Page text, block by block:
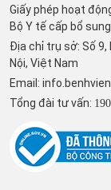
Giấy phép hoạt
Bộ Y tế cấp bổ
Địa chỉ trụ sở: Số 9,
Nội, Việt Nam
Email:
Tổng đài tư vấn: